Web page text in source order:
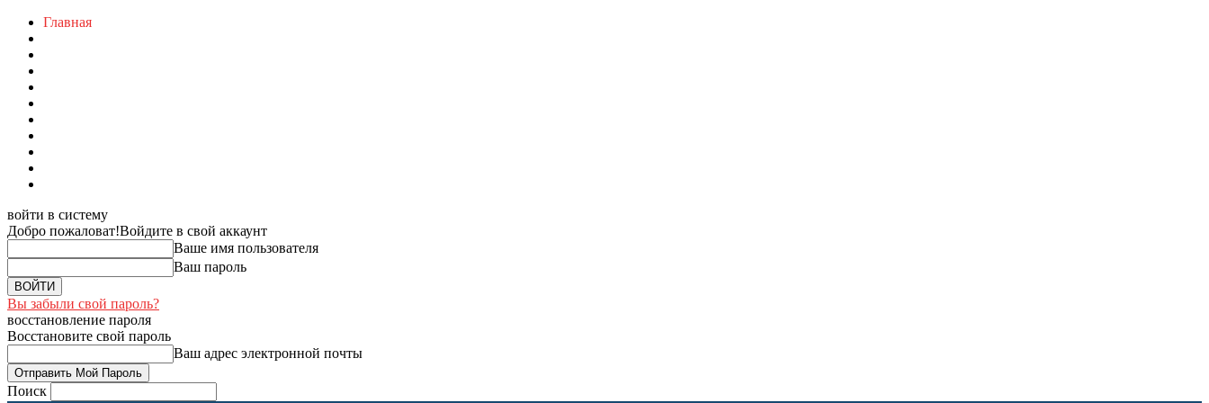
Главная
войти в систему
Добро пожаловат!Войдите в свой аккаунт
Ваше имя пользователя
Ваш пароль
Вы забыли свой пароль?
восстановление пароля
Восстановите свой пароль
Ваш адрес электронной почты
Поиск